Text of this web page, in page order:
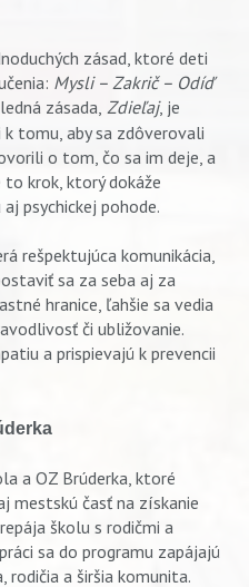
zásad, ktoré deti
Mysli – Zakrič – Odíď
zásada, Zdieľaj, je
tomu, aby sa zdôverovali
o tom, čo sa im deje, a
to krok, ktorý dokáže
psychickej pohode.
rešpektujúca komunikácia,
sa za seba aj za
hranice, ľahšie sa vedia
či ubližovanie.
a prispievajú k prevencii
a OZ Brúderka, ktoré
mestskú časť na získanie
školu s rodičmi a
sa do programu zapájajú
rodičia a širšia komunita.